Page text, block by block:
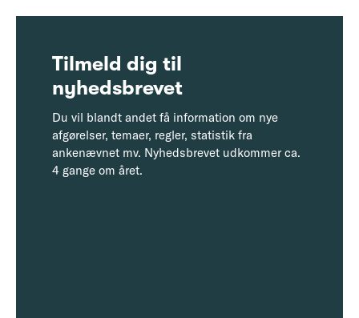
Tilmeld dig til
nyhedsbrevet
Du vil blandt andet få information om nye
afgørelser, temaer, regler, statistik fra
ankenævnet mv. Nyhedsbrevet udkommer ca.
4 gange om året.